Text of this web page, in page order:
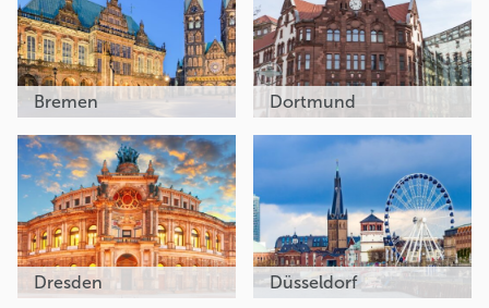
Bremen Dortmund
Dresden Düsseldorf